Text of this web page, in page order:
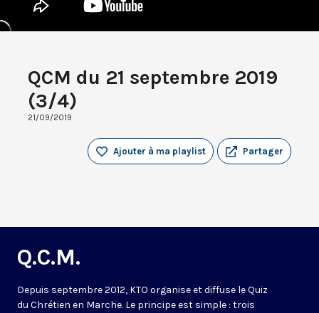
QCM du 21 septembre 2019
(3/4)
21/09/2019
Partager
Ajouter à ma playlist
Q.C.M.
Depuis septembre 2012, KTO organise et diffuse le Quiz
du Chrétien en Marche. Le principe est simple : trois